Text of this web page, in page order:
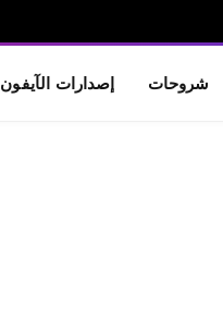
شروحات إصدارات الآيفون